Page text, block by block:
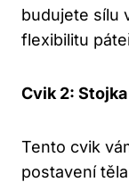
budujete sílu
flexibilitu
Cvik 2:
Tento cvik
postavení